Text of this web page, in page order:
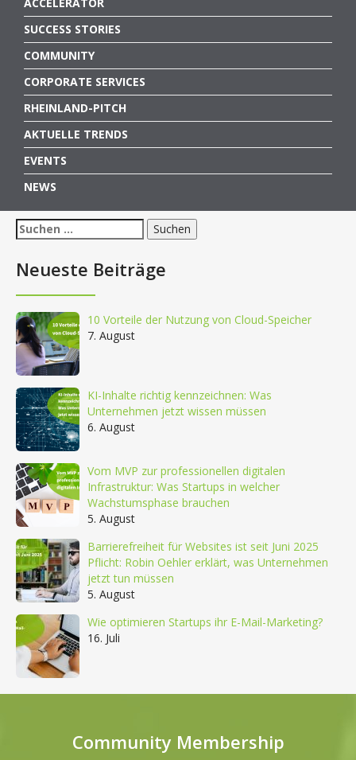
SUCCESS STORIES
COMMUNITY
CORPORATE SERVICES
RHEINLAND-PITCH
AKTUELLE TRENDS
EVENTS
NEWS
Suchen
nach:
Neueste Beiträge
10 Vorteile der Nutzung von Cloud-Speicher
7. August
KI-Inhalte richtig kennzeichnen: Was
Unternehmen jetzt wissen müssen
6. August
Vom MVP zur professionellen digitalen
Infrastruktur: Was Startups in welcher
Wachstumsphase brauchen
5. August
Barrierefreiheit für Websites ist seit Juni 2025
Pflicht: Robin Oehler erklärt, was Unternehmen
jetzt tun müssen
5. August
Wie optimieren Startups ihr E-Mail-Marketing?
16. Juli
Community Membership